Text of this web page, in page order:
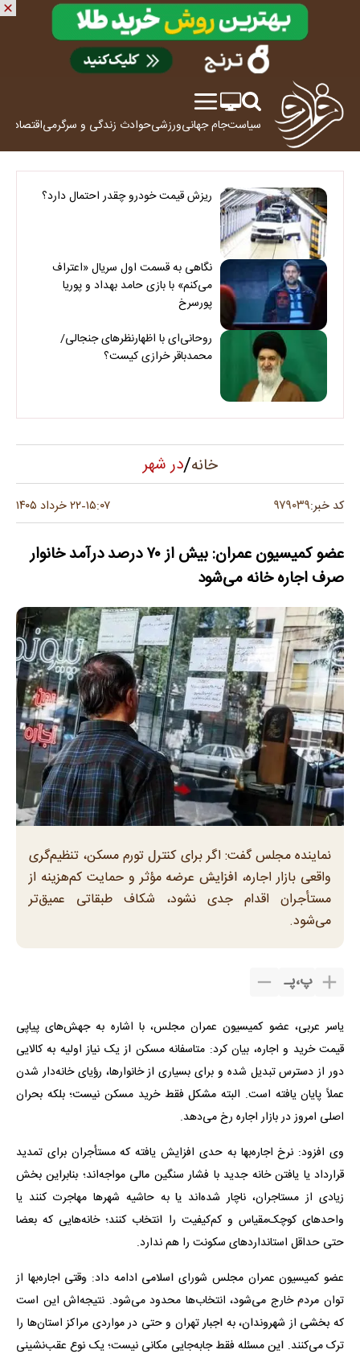
سیاستجام جهانیورزشیحوادث زندگی و سرگرمیاقتصاد
ریزش قیمت خودرو چقدر احتمال دارد؟
نگاهی به قسمت اول سریال «اعتراف
می‌کنم» با بازی حامد بهداد و پوریا
پورسرخ
روحانی‌ای با اظهارنظرهای جنجالی/
محمدباقر خرازی کیست؟
خانه/در شهر
کد خبر:۹۷۹۰۳۹ ۱۵:۰۷-۲۲ خرداد ۱۴۰۵
عضو کمیسیون عمران: بیش از ۷۰ درصد درآمد خانوار
صرف اجاره خانه می‌شود
نماینده مجلس گفت: اگر برای کنترل تورم مسکن، تنظیم‌گری
واقعی بازار اجاره، افزایش عرضه مؤثر و حمایت کم‌هزینه از
مستأجران اقدام جدی نشود، شکاف طبقاتی عمیق‌تر
می‌شود.
پ،پـ
یاسر عربی، عضو کمیسیون عمران مجلس، با اشاره به جهش‌های پیاپی
قیمت خرید و اجاره، بیان کرد: متاسفانه مسکن از یک نیاز اولیه به کالایی
دور از دسترس تبدیل شده و برای بسیاری از خانوارها، رؤیای خانه‌دار شدن
عملاً پایان یافته است. البته مشکل فقط خرید مسکن نیست؛ بلکه بحران
اصلی امروز در بازار اجاره رخ می‌دهد.
وی افزود: نرخ اجاره‌بها به حدی افزایش یافته که مستأجران برای تمدید
قرارداد یا یافتن خانه جدید با فشار سنگین مالی مواجه‌اند؛ بنابراین بخش
زیادی از مستاجران، ناچار شده‌اند یا به حاشیه شهرها مهاجرت کنند یا
واحدهای کوچک‌مقیاس و کم‌کیفیت را انتخاب کنند؛ خانه‌هایی که بعضا
حتی حداقل استانداردهای سکونت را هم ندارد.
عضو کمیسیون عمران مجلس شورای اسلامی ادامه داد: وقتی اجاره‌بها از
توان مردم خارج می‌شود، انتخاب‌ها محدود می‌شود. نتیجه‌اش این است
که بخشی از شهروندان، به اجبار تهران و حتی در مواردی مراکز استان‌ها را
ترک می‌کنند. این مسئله فقط جابه‌جایی مکانی نیست؛ یک نوع عقب‌نشینی